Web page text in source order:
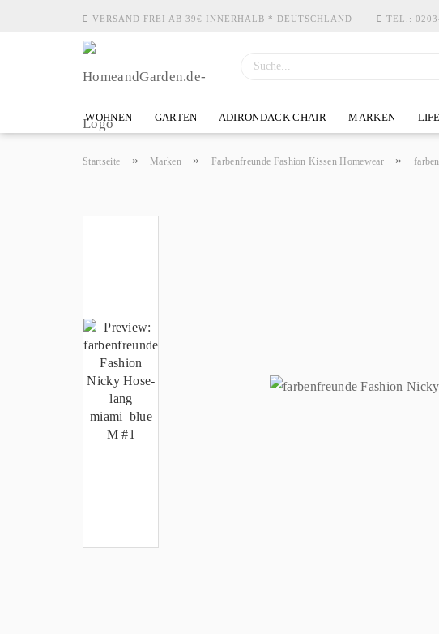
VERSAND FREI AB 39€ INNERHALB * DEUTSCHLAND TEL.:
WOHNEN GARTEN ADIRONDACK CHAIR MARKEN
Startseite » Marken » Farbenfreunde Fashion Kissen Homewear »